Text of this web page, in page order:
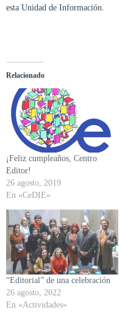
esta Unidad de Información.
Relacionado
¡Feliz cumpleaños, Centro
Editor!
26 agosto, 2019
En «CeDIE»
“Editorial” de una celebración
26 agosto, 2022
En «Actividades»